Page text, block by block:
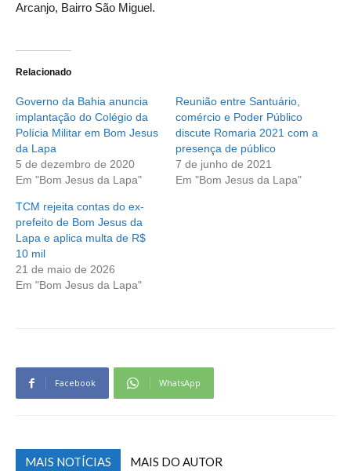
Arcanjo, Bairro São Miguel.
Relacionado
Governo da Bahia anuncia
implantação do Colégio da
Polícia Militar em Bom Jesus
da Lapa
5 de dezembro de 2020
Em "Bom Jesus da Lapa"
Reunião entre Santuário,
comércio e Poder Público
discute Romaria 2021 com a
presença de público
7 de junho de 2021
Em "Bom Jesus da Lapa"
TCM rejeita contas do ex-
prefeito de Bom Jesus da
Lapa e aplica multa de R$
10 mil
21 de maio de 2026
Em "Bom Jesus da Lapa"
Facebook WhatsApp
MAIS NOTÍCIAS MAIS DO AUTOR